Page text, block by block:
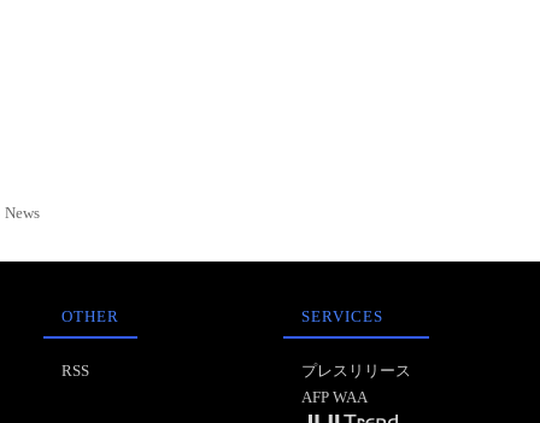
OTHER
RSS
SERVICES
プレスリリース
AFP WAA